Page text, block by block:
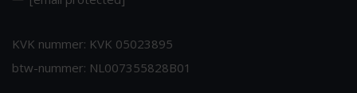
KVK nummer: KVK 05023895
btw-nummer: NL007355828B01